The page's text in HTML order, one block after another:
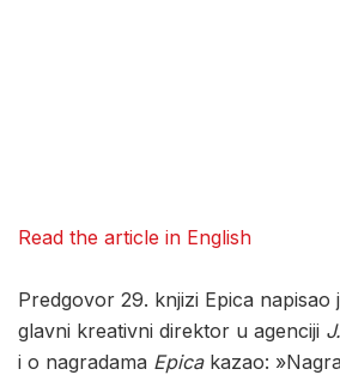
Read the article in English
Predgovor 29. knjizi Epica napisao
glavni kreativni direktor u agenciji
i o nagradama Epicakazao: